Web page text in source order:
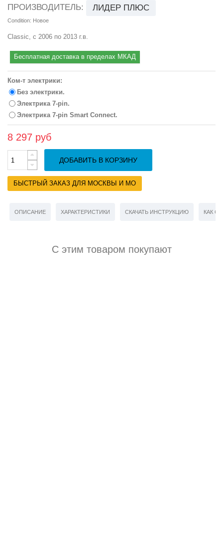
ПРОИЗВОДИТЕЛЬ: ЛИДЕР ПЛЮС
Condition: Новое
Classic, с 2006 по 2013 г.в.
Бесплатная доставка в пределах МКАД
Ком-т электрики:
Без электрики.
Электрика 7-pin.
Электрика 7-pin Smart Connect.
8 297 руб
ДОБАВИТЬ В КОРЗИНУ
БЫСТРЫЙ ЗАКАЗ ДЛЯ МОСКВЫ И МО
ОПИСАНИЕ ХАРАКТЕРИСТИКИ СКАЧАТЬ ИНСТРУКЦИЮ КАК
С этим товаром покупают